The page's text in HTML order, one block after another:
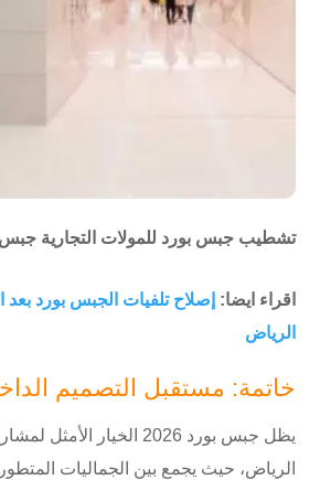
تشطيب جبس بورد للمولات التجارية جبس بورد 2026
اقراء ايضا:إصلاح تلفيات الجبس بورد
الرياض
خاتمة: مستقبل التصميم
يظل جبس بورد 2026 الخيار
الرياض، حيث يجمع بين الجماليات